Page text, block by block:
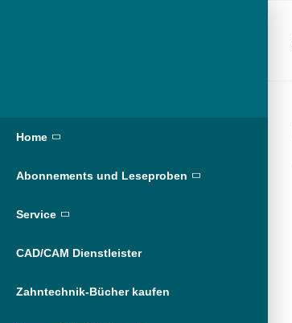
Home
Abonnements und Leseproben
Service
CAD/CAM Dienstleister
Zahntechnik-Bücher kaufen